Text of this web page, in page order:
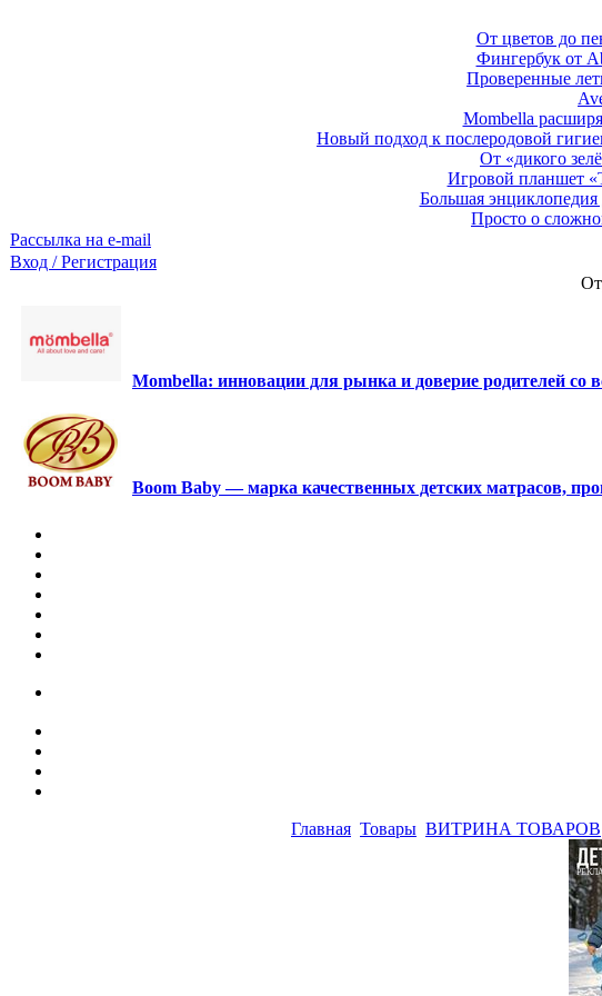
От цветов до
Фингербук от
Проверенные
Mombella
Новый подход к послеродовой
От «дикого
Игровой планшет
Большая энциклопедия
Просто о
Рассылка на e-mail
Вход / Регистрация
Mombella: инновации для рынка и доверие родителей со
Boom Baby — марка качественных детских матрасов,
Главная Товары ВИТРИНА ТОВАРОВ